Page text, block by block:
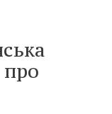
про